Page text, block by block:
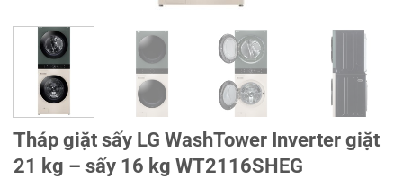
Tháp giặt sấy LG WashTower Inverter giặt
21 kg – sấy 16 kg WT2116SHEG